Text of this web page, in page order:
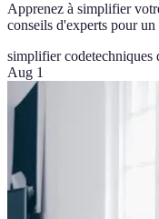
Apprenez à simplifier
conseils d'experts pour
simplifier codetechniques
Aug 1